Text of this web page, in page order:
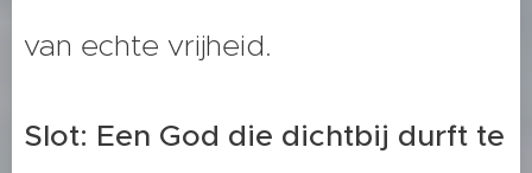
van echte vrijheid.
Slot: Een God die dichtbij durft te